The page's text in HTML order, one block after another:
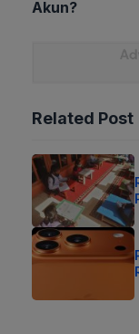
Akun?
Related Post